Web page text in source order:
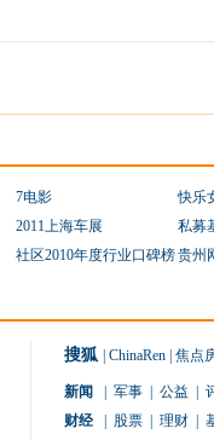
7电影
快乐
2011上海车展
私募
社区2010年度行业口碑榜贵州
搜狐 ChinaRen 焦点
新闻 军事 公益
财经
股票 理财